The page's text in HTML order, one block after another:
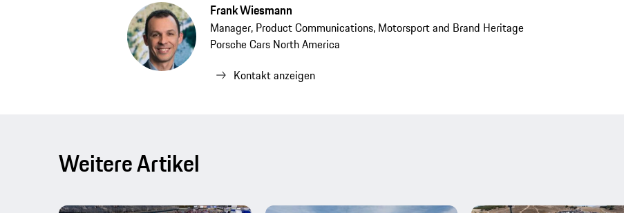
Frank Wiesmann
Manager, Product Communications, Motorsport and Brand Heritage
Porsche Cars North America
Kontakt anzeigen
Weitere Artikel